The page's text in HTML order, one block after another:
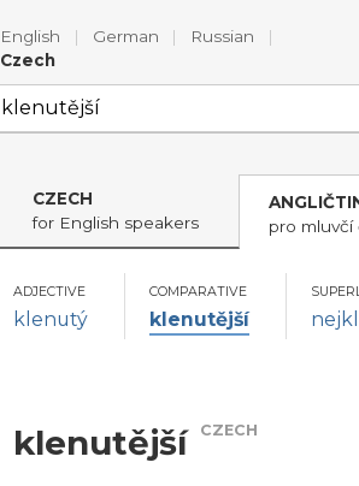
English | German | Russian
|
Czech
CZECH
for English speakers
pro mluvčí
ADJECTIVE
klenutý
COMPARATIVE
klenutější
klenutější CZECH